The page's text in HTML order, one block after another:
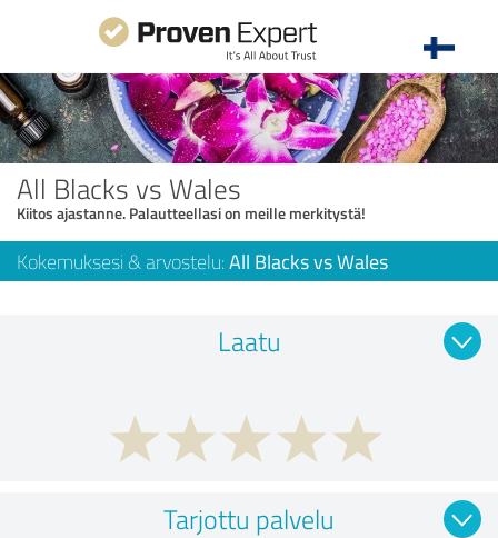
All Blacks vs Wales
Kiitos ajastanne. Palautteellasi on meille merkitystä!
Kokemuksesi & arvostelu: All Blacks vs Wales
Laatu
Tarjottu palvelu